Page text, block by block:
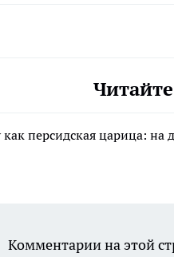
персидская царица: на
Комментарии на этой